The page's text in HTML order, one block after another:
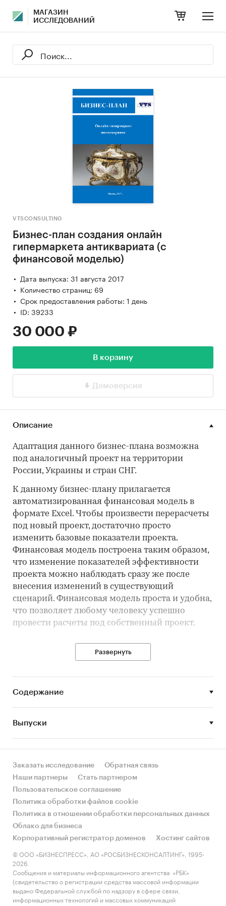
МАГАЗИН
ИССЛЕДОВАНИЙ
VTSCONSULTING
Бизнес-план создания онлайн
гипермаркета антиквариата (с
финансовой моделью)
Дата выпуска: 31 августа 2017
Количество страниц: 69
Срок предоставления работы: 1 день
ID: 39233
30 000 ₽
В корзину
Демоверсия
Описание
Адаптация данного бизнес-плана возможна
под аналогичный проект на территории
России, Украины и стран СНГ.
К данному бизнес-плану прилагается
автоматизированная финансовая модель в
формате Excel. Чтобы произвести перерасчеты
под новый проект, достаточно просто
изменить базовые показатели проекта.
Финансовая модель построена таким образом,
что изменение показателей эффективности
проекта можно наблюдать сразу же после
внесения изменений в существующий
сценарий. Финансовая модель проста и удобна,
что позволяет любому человеку успешно
провести расчеты под собственный проект.
Рассматриваемый в данном бизнес-плане
инвестиционный проект предполагает
Европы на территории России.
Настоящий проект нацелен на Российский
к товарам большинства европейских
антикварных дилеров и галерей посредством
Покупатели антиквариата в сети формируют
несколько типажей.
*****
Развернуть
Содержание
Выпуски
Заказать исследование
Обратная связь
Наши партнеры
Стать партнером
Пользовательское соглашение
Политика обработки файлов cookie
Политика в отношении обработки персональных данных
Облако для бизнеса
Корпоративный регистратор доменов
Хостинг сайтов
© ООО «БИЗНЕСПРЕСС», АО «РОСБИЗНЕСКОНСАЛТИНГ», 1995-
2026.
Сообщения и материалы информационного агентства «РБК»
(свидетельство о регистрации средства массовой информации
выдано Федеральной службой по надзору в сфере связи,
информационных технологий и массовых коммуникаций